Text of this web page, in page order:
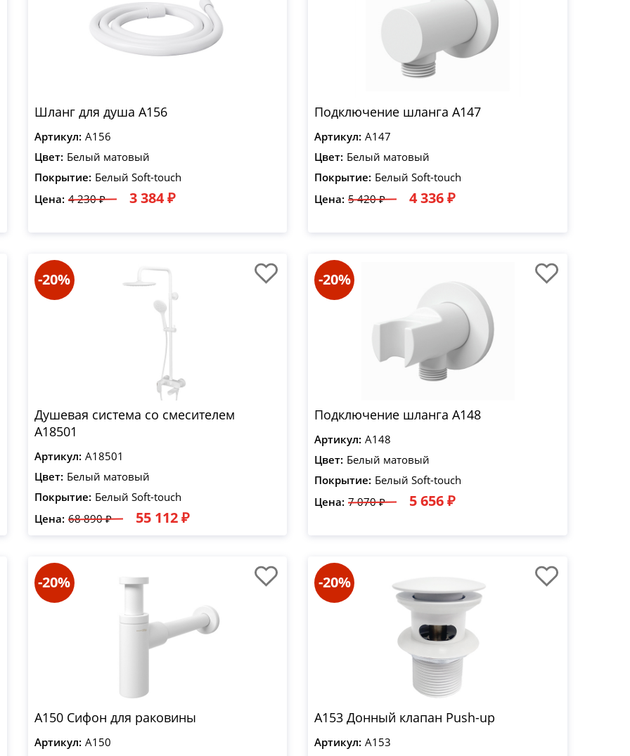
Шланг для душа A156
Артикул: A156
Цвет: Белый матовый
Покрытие: Белый Soft-touch
Цена: 4 230 ₽ 3 384 ₽
Подключение шланга A147
Артикул: A147
Цвет: Белый матовый
Покрытие: Белый Soft-touch
Цена: 5 420 ₽ 4 336 ₽
-20%
Душевая система со смесителем
A18501
Артикул: A18501
Цвет: Белый матовый
Покрытие: Белый Soft-touch
Цена: 68 890 ₽ 55 112 ₽
-20%
Подключение шланга A148
Артикул: A148
Цвет: Белый матовый
Покрытие: Белый Soft-touch
Цена: 7 070 ₽ 5 656 ₽
-20%
A150 Сифон для раковины
Артикул: A150
-20%
A153 Донный клапан Push-up
Артикул: A153